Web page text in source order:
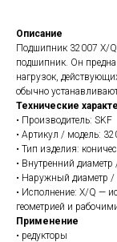
Описание
Подшипник 32007 X/
подшипник. Он
нагрузок,
обычно
Технические
• Производитель: SKF
• Артикул / модель:
• Тип изделия:
• Внутренний
• Наружный диаметр
• Исполнение: X/Q —
геометрией и
Применение
• редукторы